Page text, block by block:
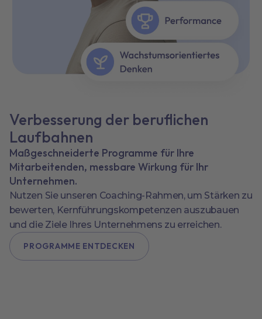
Verbesserung der beruflichen
Laufbahnen
Maßgeschneiderte Programme für Ihre
Mitarbeitenden, messbare Wirkung für Ihr
Unternehmen.
Nutzen Sie unseren Coaching-Rahmen, um Stärken zu
bewerten, Kernführungskompetenzen auszubauen
und die Ziele Ihres Unternehmens zu erreichen.
PROGRAMME ENTDECKEN